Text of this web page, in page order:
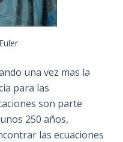
una vez mas la
para las
son parte
250 años,
las ecuaciones